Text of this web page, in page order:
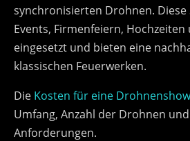
synchronisierten Drohnen.
Events, Firmenfeiern, Hochzeiten
eingesetzt und bieten eine
klassischen Feuerwerken.
Die Kosten für eine Drohnenshow
Umfang, Anzahl der Drohnen
Anforderungen.